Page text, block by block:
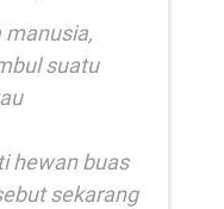
manusia,
suatu
hewan buas
sekarang